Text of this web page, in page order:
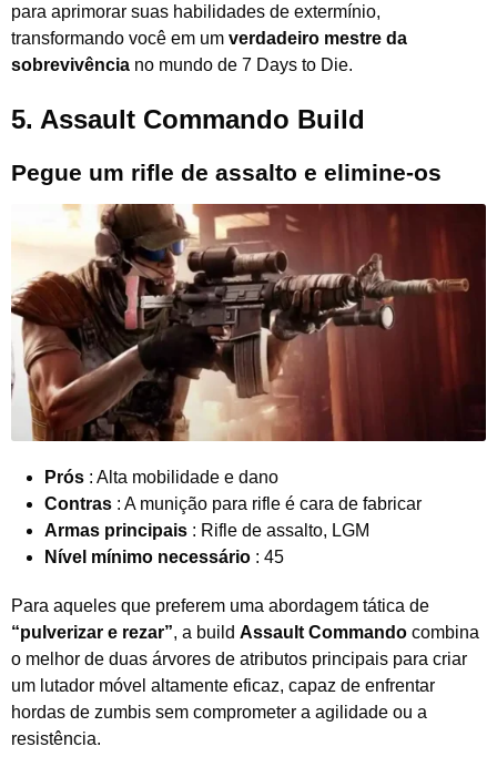
para aprimorar suas habilidades de extermínio,
transformando você em um verdadeiro mestre da
sobrevivência no mundo de 7 Days to Die.
5. Assault Commando Build
Pegue um rifle de assalto e elimine-os
Prós : Alta mobilidade e dano
Contras : A munição para rifle é cara de fabricar
Armas principais : Rifle de assalto, LGM
Nível mínimo necessário : 45
Para aqueles que preferem uma abordagem tática de
“pulverizar e rezar”, a build Assault Commando combina
o melhor de duas árvores de atributos principais para criar
um lutador móvel altamente eficaz, capaz de enfrentar
hordas de zumbis sem comprometer a agilidade ou a
resistência.